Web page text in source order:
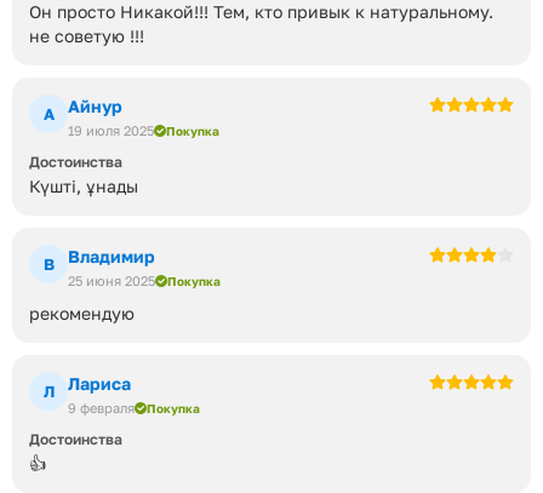
Он просто Никакой!!! Тем, кто привык к натуральному.
не советую !!!
А Айнур
19 июля 2025 Покупка
Достоинства
Күшті, ұнады
В Владимир
25 июня 2025 Покупка
рекомендую
Л Лариса
9 февраля Покупка
Достоинства
👍